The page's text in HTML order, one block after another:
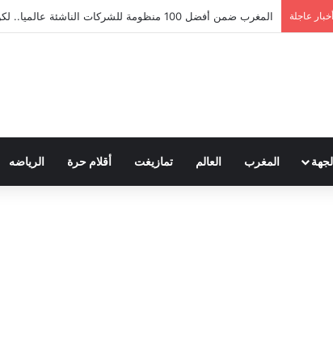
أخبار عاجلة سبتة ومليلية… حين يتحدث أنصار الديمقراطية بلسان الاستعمار
المغرب العالم تمازيغت أقلام حرة الرياضه